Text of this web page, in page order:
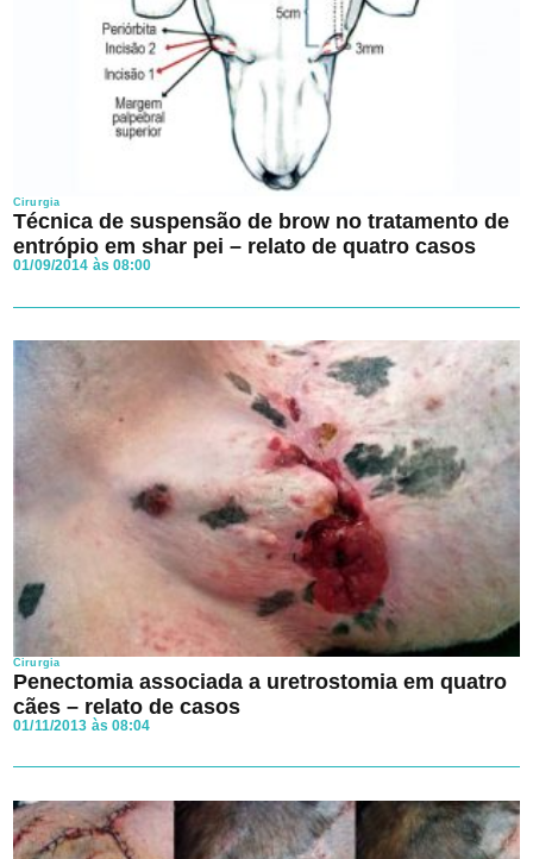
Cirurgia
Técnica de suspensão de brow no tratamento de
entrópio em shar pei – relato de quatro casos
01/09/2014 às 08:00
Cirurgia
Penectomia associada a uretrostomia em quatro
cães – relato de casos
01/11/2013 às 08:04